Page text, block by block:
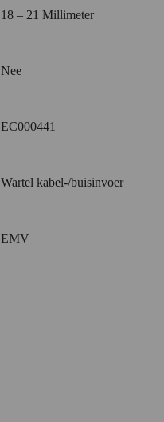
18 – 21 Millimeter
Nee
EC000441
Wartel kabel-/buisinvoer
EMV